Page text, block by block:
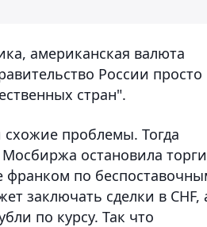
американская валюта
России просто
стран".
схожие проблемы. Тогда
остановила торги
франком по
заключать сделки в CHF,
по курсу. Так что